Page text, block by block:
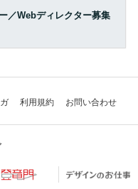
／Webディレクター募集
利用規約 お問い合わせ